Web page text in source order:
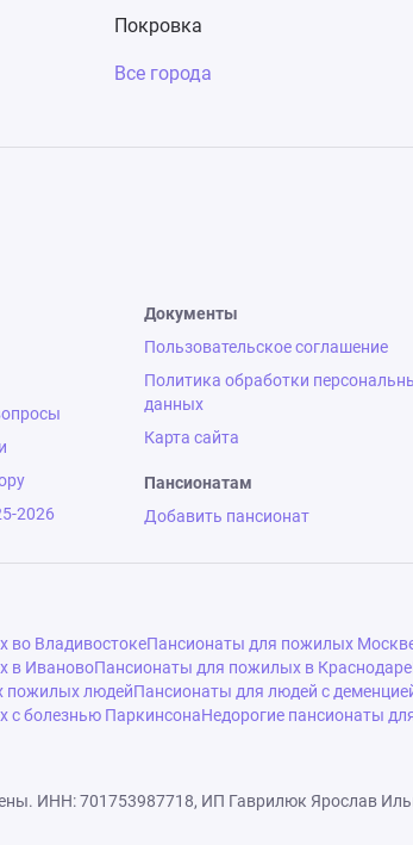
Покровка
Все города
2026
Документы
Пользовательское соглашение
Политика обработки
данных
Карта сайта
Пансионатам
Добавить пансионат
во ВладивостокеПансионаты для пожилых
в ИвановоПансионаты для пожилых в Краснодаре
пожилых людейПансионаты для людей с
с болезнью ПаркинсонаНедорогие пансионаты
ИНН: 701753987718, ИП Гаврилюк Ярослав